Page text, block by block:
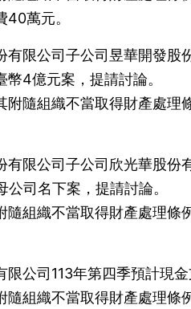
萬元。
有限公司子公司昱華開發股
4億元案，提請討論。
附隨組織不當取得財產處理
有限公司子公司欣光華股份
司名下案，提請討論。
隨組織不當取得財產處理條
公司113年第四季預計現
隨組織不當取得財產處理條